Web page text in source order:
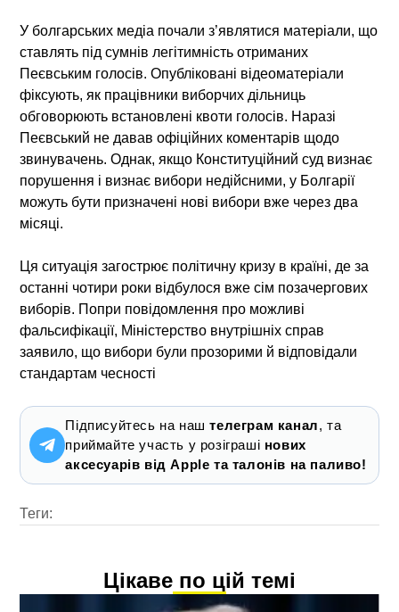
У болгарських медіа почали з’являтися матеріали, що
ставлять під сумнів легітимність отриманих
Пеєвським голосів. Опубліковані відеоматеріали
фіксують, як працівники виборчих дільниць
обговорюють встановлені квоти голосів. Наразі
Пеєвський не давав офіційних коментарів щодо
звинувачень. Однак, якщо Конституційний суд визнає
порушення і визнає вибори недійсними, у Болгарії
можуть бути призначені нові вибори вже через два
місяці.
Ця ситуація загострює політичну кризу в країні, де за
останні чотири роки відбулося вже сім позачергових
виборів. Попри повідомлення про можливі
фальсифікації, Міністерство внутрішніх справ
заявило, що вибори були прозорими й відповідали
стандартам чесності
Підписуйтесь на наштелеграм канал, та
приймайте участь у розіграші нових
аксесуарів від Apple та талонів на паливо!
Теги:
Цікаве по цій темі